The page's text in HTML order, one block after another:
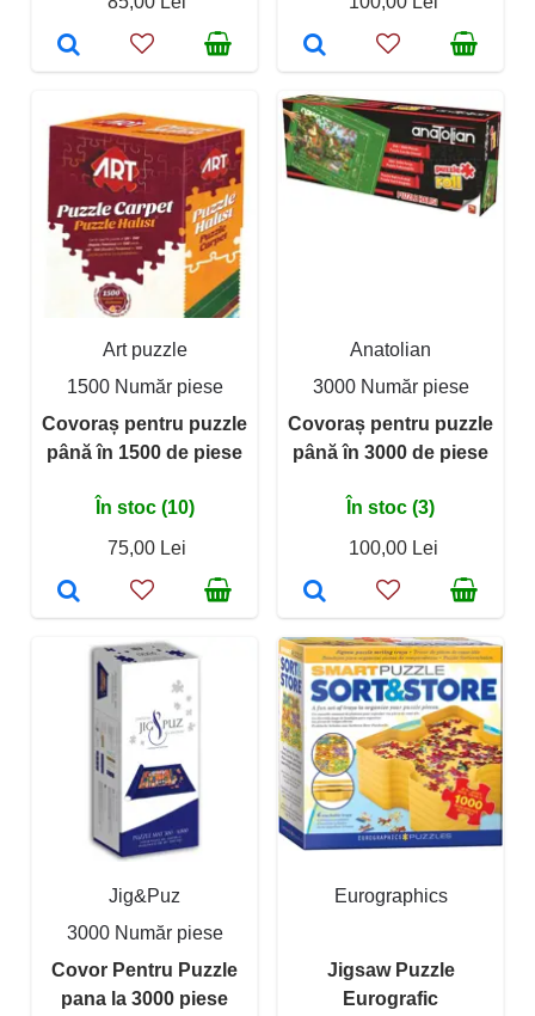
Art puzzle
1500 Număr piese
Covoraș pentru puzzle
până în 1500 de piese
În stoc (10)
75,00 Lei
Anatolian
3000 Număr piese
Covoraș pentru puzzle
până în 3000 de piese
În stoc (3)
100,00 Lei
Jig&Puz
3000 Număr piese
Covor Pentru Puzzle
pana la 3000 piese
Eurographics
Jigsaw Puzzle
Eurografic